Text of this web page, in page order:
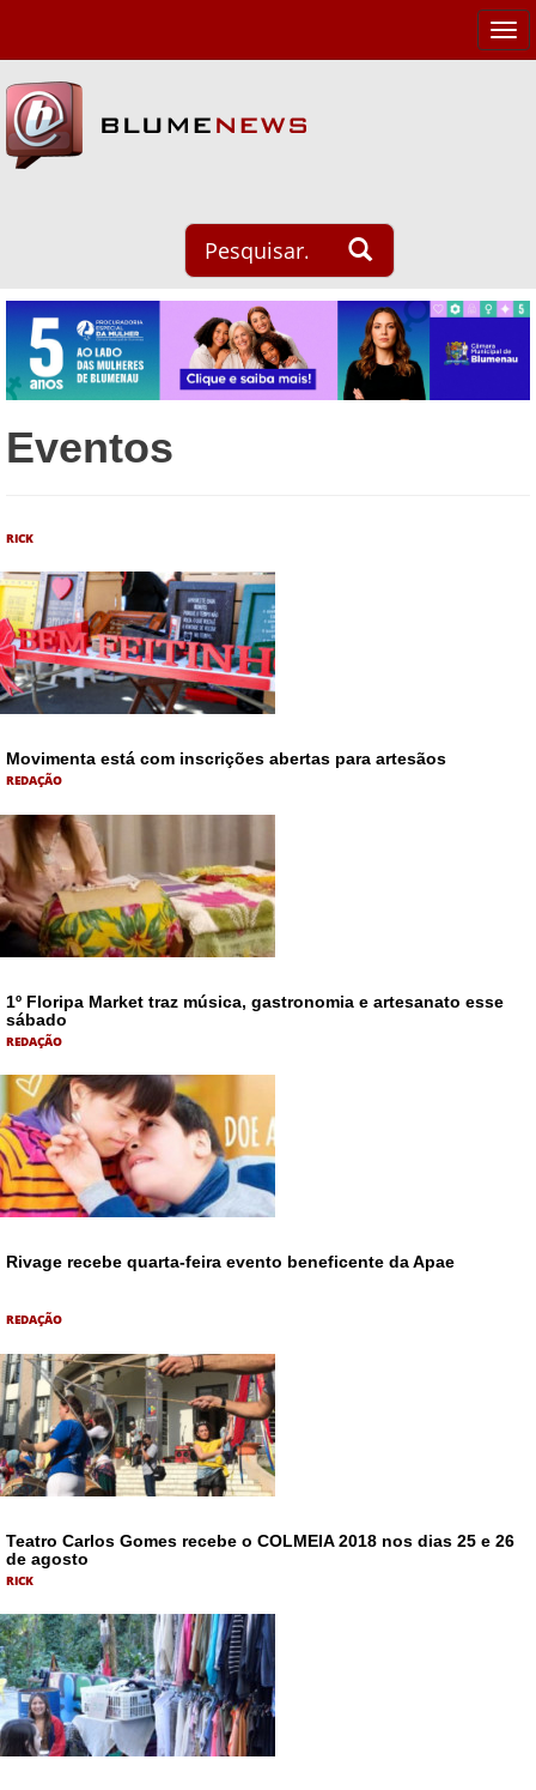
Eventos
RICK
Movimenta está com inscrições abertas para artesãos
REDAÇÃO
1º Floripa Market traz música, gastronomia e artesanato esse
sábado
REDAÇÃO
Rivage recebe quarta-feira evento beneficente da Apae
REDAÇÃO
Teatro Carlos Gomes recebe o COLMEIA 2018 nos dias 25 e 26
de agosto
RICK